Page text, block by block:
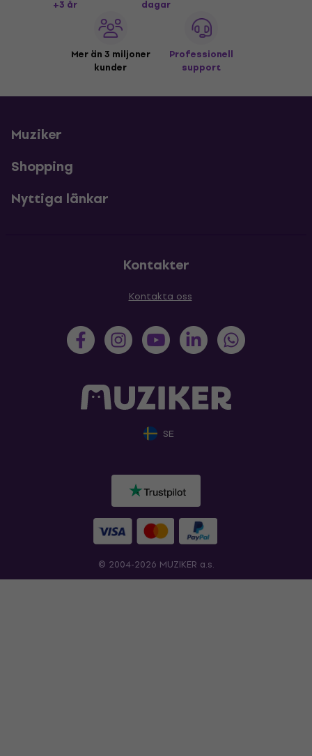
+3 år dagar
Mer än 3 miljoner
kunder
Professionell
support
Muziker
Shopping
Nyttiga länkar
Kontakter
Kontakta oss
SE
© 2004-2026 MUZIKER a.s.